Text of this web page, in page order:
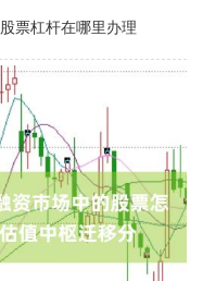
股票杠杆在哪里办理